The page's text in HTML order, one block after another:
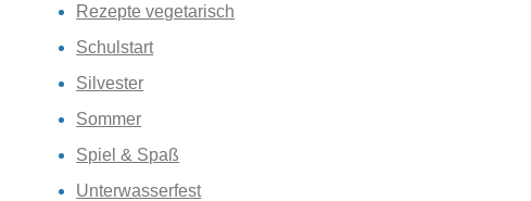
Rezepte vegetarisch
Schulstart
Silvester
Sommer
Spiel & Spaß
Unterwasserfest